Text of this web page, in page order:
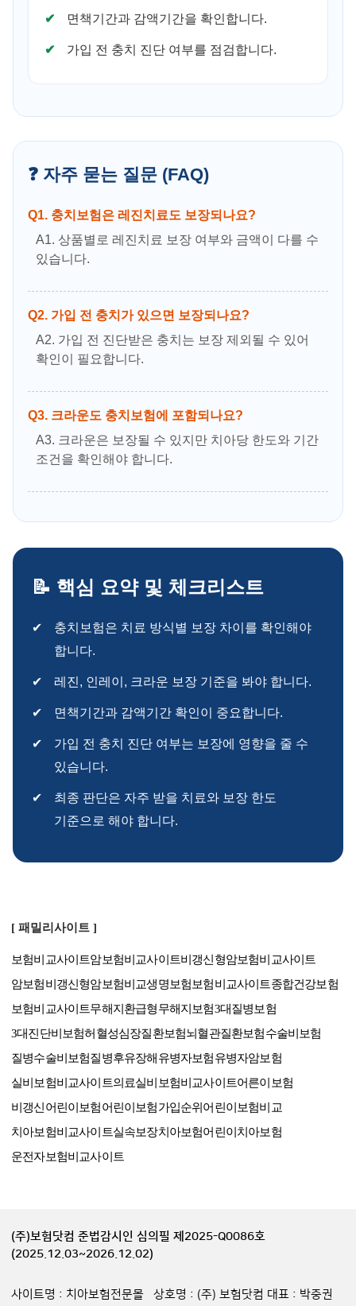
면책기간과 감액기간을 확인합니다.
가입 전 충치 진단 여부를 점검합니다.
❓ 자주 묻는 질문 (FAQ)
Q1. 충치보험은 레진치료도 보장되나요?
A1. 상품별로 레진치료 보장 여부와 금액이 다를 수
있습니다.
Q2. 가입 전 충치가 있으면 보장되나요?
A2. 가입 전 진단받은 충치는 보장 제외될 수 있어
확인이 필요합니다.
Q3. 크라운도 충치보험에 포함되나요?
A3. 크라운은 보장될 수 있지만 치아당 한도와 기간
조건을 확인해야 합니다.
📝 핵심 요약 및 체크리스트
충치보험은 치료 방식별 보장 차이를 확인해야
합니다.
레진, 인레이, 크라운 보장 기준을 봐야 합니다.
면책기간과 감액기간 확인이 중요합니다.
가입 전 충치 진단 여부는 보장에 영향을 줄 수
있습니다.
최종 판단은 자주 받을 치료와 보장 한도
기준으로 해야 합니다.
[ 패밀리사이트 ]
보험비교사이트암보험비교사이트비갱신형암보험비교사이트
암보험비갱신형암보험비교생명보험보험비교사이트종합건강보험
보험비교사이트무해지환급형무해지보험3대질병보험
3대진단비보험허혈성심장질환보험뇌혈관질환보험수술비보험
질병수술비보험질병후유장해 유병자보험유병자암보험
실비보험비교사이트의료실비보험비교사이트어른이보험
비갱신어린이보험어린이보험가입순위 어린이보험비교
치아보험비교사이트실속보장치아보험어린이치아보험
운전자보험비교사이트
(주)보험닷컴 준법감시인 심의필 제2025-Q0086호
(2025.12.03~2026.12.02)
사이트명 : 치아보험전문몰 상호명 : (주) 보험닷컴 대표 : 박중권